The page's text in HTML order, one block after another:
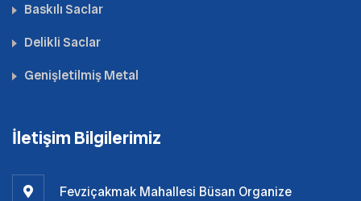
Baskılı Saclar
Delikli Saclar
Genişletilmiş Metal
İletişim Bilgilerimiz
Fevziçakmak Mahallesi Büsan Organize